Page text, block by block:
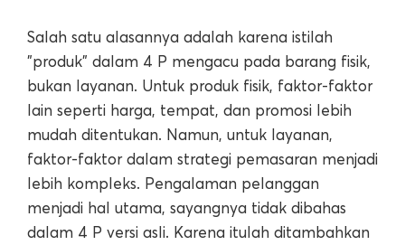
Salah satu alasannya adalah karena istilah
"produk" dalam 4 P mengacu pada barang fisik,
bukan layanan. Untuk produk fisik, faktor-faktor
lain seperti harga, tempat, dan promosi lebih
mudah ditentukan. Namun, untuk layanan,
faktor-faktor dalam strategi pemasaran menjadi
lebih kompleks. Pengalaman pelanggan
menjadi hal utama, sayangnya tidak dibahas
dalam 4 P versi asli. Karena itulah ditambahkan